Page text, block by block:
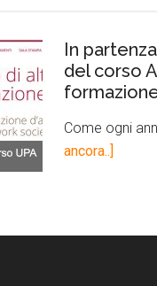
In
del corso
Come ogni
ancora..]